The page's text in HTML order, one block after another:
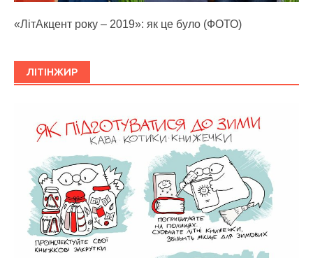
«ЛітАкцент року – 2019»: як це було (ФОТО)
ЛІТІНЖИР